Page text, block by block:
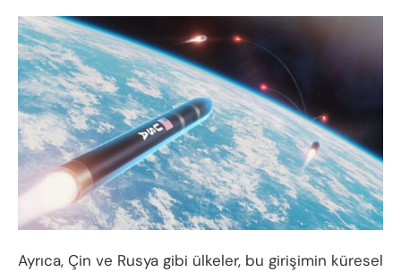
Ayrıca, Çin ve Rusya gibi ülkeler, bu girişimin küresel